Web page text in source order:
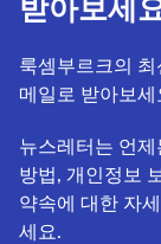
받아보세
룩셈부르크의
메일로 받아보세
뉴스레터는 언
방법, 개인정보
약속에 대한 자
세요.